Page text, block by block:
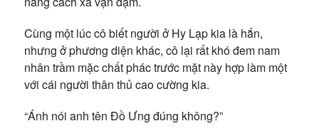
Cùng một lúc cô biết người ở Hy Lạp kia là hắn,
nhưng ở phương diện khác, cô lại rất khó đem nam
nhân trầm mặc chất phác trước mặt này hợp làm một
với cái người thân thủ cao cường kia.
“Ánh nói anh tên Đồ Ưng đúng không?”